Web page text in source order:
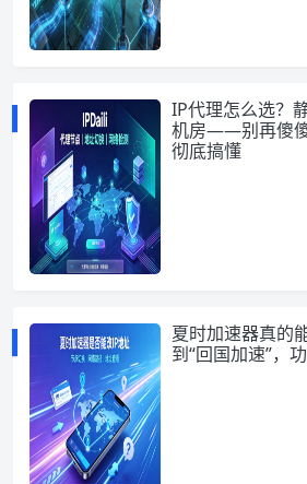
IP代理怎么选？
机房——别再傻
彻底搞懂
夏时加速器真的
到“回国加速”，